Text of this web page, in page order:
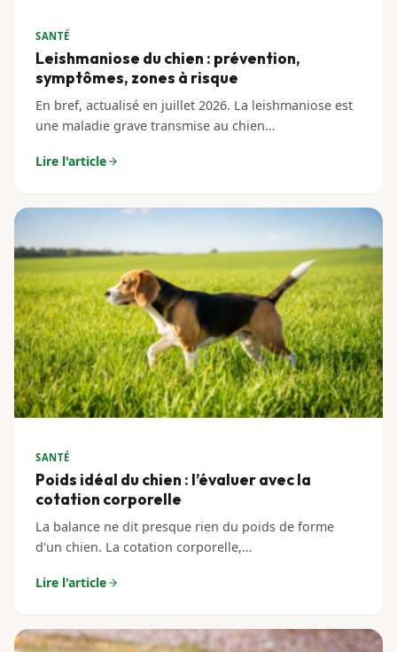
SANTÉ
Leishmaniose du chien : prévention,
symptômes, zones à risque
En bref, actualisé en juillet 2026. La leishmaniose est
une maladie grave transmise au chien…
Lire l'article
SANTÉ
Poids idéal du chien : l’évaluer avec la
cotation corporelle
La balance ne dit presque rien du poids de forme
d'un chien. La cotation corporelle,…
Lire l'article